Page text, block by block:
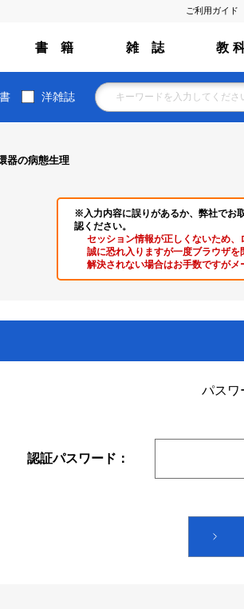
ご利用ガイド
書 籍 雑 誌 教
洋雑誌
器の病態生理
※入力内容に誤りがあるか、弊社でお
認ください。
セッション情報が正しくないため、
誠に恐れ入りますが一度ブラウザを
解決されない場合はお手数ですがメ
パスワ
認証パスワード：